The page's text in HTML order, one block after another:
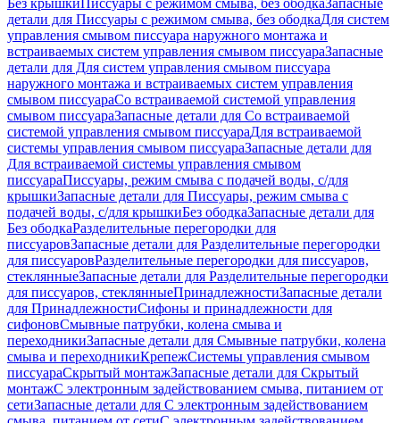
Без крышкиПиссуары с режимом смыва, без ободкаЗапасные
детали для Писсуары с режимом смыва, без ободкаДля систем
управления смывом писсуара наружного монтажа и
встраиваемых систем управления смывом писсуараЗапасные
детали для Для систем управления смывом писсуара
наружного монтажа и встраиваемых систем управления
смывом писсуараСо встраиваемой системой управления
смывом писсуараЗапасные детали для Со встраиваемой
системой управления смывом писсуараДля встраиваемой
системы управления смывом писсуараЗапасные детали для
Для встраиваемой системы управления смывом
писсуараПиссуары, режим смыва с подачей воды, с/для
крышкиЗапасные детали для Писсуары, режим смыва с
подачей воды, с/для крышкиБез ободкаЗапасные детали для
Без ободкаРазделительные перегородки для
писсуаровЗапасные детали для Разделительные перегородки
для писсуаровРазделительные перегородки для писсуаров,
стеклянныеЗапасные детали для Разделительные перегородки
для писсуаров, стеклянныеПринадлежностиЗапасные детали
для ПринадлежностиСифоны и принадлежности для
сифоновСмывные патрубки, колена смыва и
переходникиЗапасные детали для Смывные патрубки, колена
смыва и переходникиКрепежСистемы управления смывом
писсуараСкрытый монтажЗапасные детали для Скрытый
монтажС электронным задействованием смыва, питанием от
сетиЗапасные детали для С электронным задействованием